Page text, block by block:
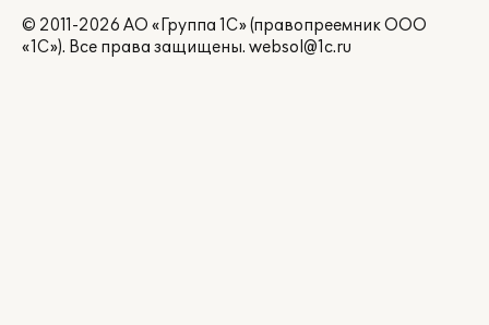
© 2011-2026 АО «Группа 1С» (правопреемник ООО
«1С»). Все права защищены. websol@1c.ru